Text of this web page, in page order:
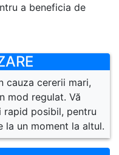
a beneficia de
cauza cererii mari,
mod regulat. Vă
rapid posibil, pentru
un moment la altul.